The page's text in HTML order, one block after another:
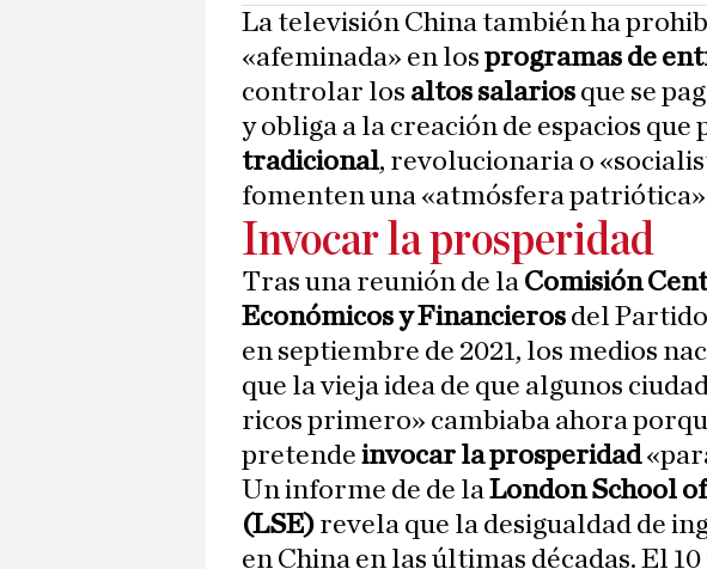
La televisión China también ha
«afeminada» en los programas de
controlar los altos salarios que se
y obliga a la creación de espacios
tradicional, revolucionaria o
fomenten una «atmósfera
Invocar la prosperidad
Tras una reunión de la Comisión
Económicos y Financieros del
en septiembre de 2021, los medios
que la vieja idea de que algunos
ricos primero» cambiaba ahora
pretende invocar la prosperidad
Un informe de de laLondon School
(LSE) revela que la desigualdad de
en China en las últimas décadas. El